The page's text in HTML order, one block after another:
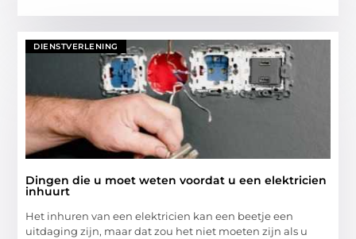
DIENSTVERLENING
Dingen die u moet weten voordat u een elektricien
inhuurt
Het inhuren van een elektricien kan een beetje een
uitdaging zijn, maar dat zou het niet moeten zijn als u